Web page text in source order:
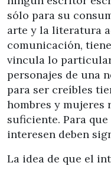
sólo para su
arte y la literatura
comunicación,
vincula lo
personajes de una
para ser creíbles
hombres y mujeres
suficiente. Para
interesen deben
La idea de que el